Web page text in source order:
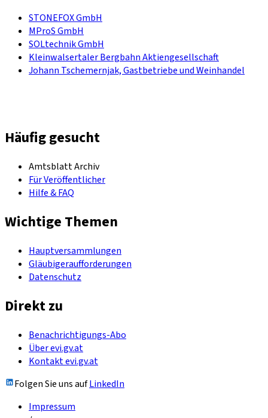
STONEFOX GmbH
MProS GmbH
SOLtechnik GmbH
Kleinwalsertaler Bergbahn Aktiengesellschaft
Johann Tschemernjak, Gastbetriebe und Weinhandel
Häufig gesucht
Amtsblatt Archiv
Für Veröffentlicher
Hilfe & FAQ
Wichtige Themen
Hauptversammlungen
Gläubigeraufforderungen
Datenschutz
Direkt zu
Benachrichtigungs-Abo
Über evi.gv.at
Kontakt evi.gv.at
Folgen Sie uns aufLinkedIn
Impressum